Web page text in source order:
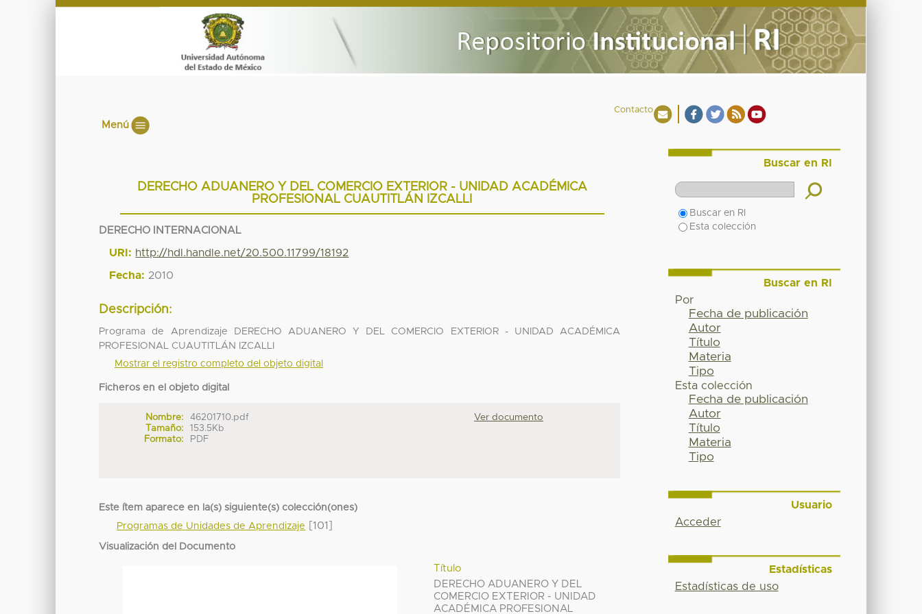
Contacto
Menú
DERECHO ADUANERO Y DEL COMERCIO EXTERIOR - UNIDAD ACADÉMICA
PROFESIONAL CUAUTITLÁN IZCALLI
DERECHO INTERNACIONAL
URI: http://hdl.handle.net/20.500.11799/18192
Fecha: 2010
Descripción:
Programa de Aprendizaje DERECHO ADUANERO Y DEL COMERCIO EXTERIOR - UNIDAD ACADÉMICA
PROFESIONAL CUAUTITLÁN IZCALLI
Mostrar el registro completo del objeto digital
Ficheros en el objeto digital
Nombre:
46201710.pdf
Tamaño:
153.5Kb
Formato:
PDF
Ver documento
Este ítem aparece en la(s) siguiente(s) colección(ones)
Programas de Unidades de Aprendizaje
[101]
Visualización del Documento
Título
DERECHO ADUANERO Y DEL
COMERCIO EXTERIOR - UNIDAD
ACADÉMICA PROFESIONAL
Buscar en RI
Buscar en RI
Esta colección
Buscar en RI
Por
Fecha de publicación
Autor
Título
Materia
Tipo
Esta colección
Fecha de publicación
Autor
Título
Materia
Tipo
Usuario
Acceder
Estadísticas
Estadísticas de uso